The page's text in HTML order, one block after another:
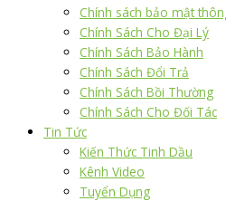
Chính sách bảo mật
Chính Sách Cho Đại Lý
Chính Sách Bảo Hành
Chính Sách Đổi Trả
Chính Sách Bồi Thường
Chính Sách Cho Đối Tác
Tin Tức
Kiến Thức Tinh Dầu
Kênh Video
Tuyển Dụng